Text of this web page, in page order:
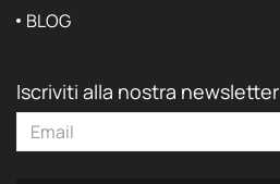
BLOG
Iscriviti alla nostra newsletter